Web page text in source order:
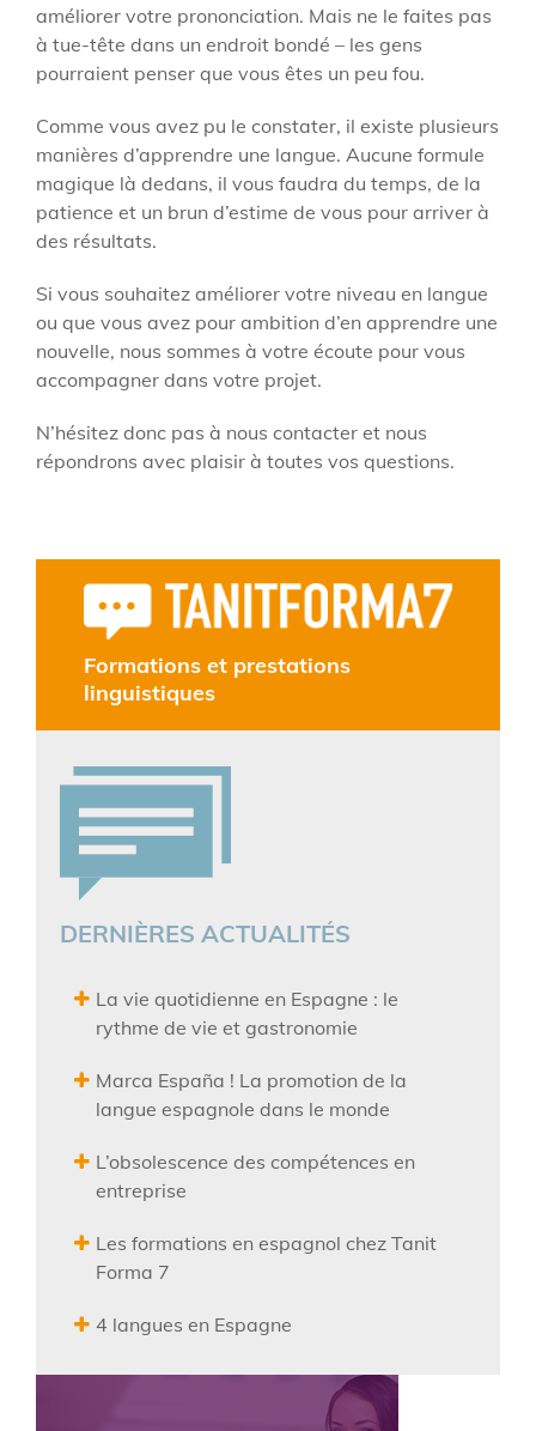
améliorer votre prononciation. Mais ne le faites pas
à tue-tête dans un endroit bondé – les gens
pourraient penser que vous êtes un peu fou.
Comme vous avez pu le constater, il existe plusieurs
manières d’apprendre une langue. Aucune formule
magique là dedans, il vous faudra du temps, de la
patience et un brun d’estime de vous pour arriver à
des résultats.
Si vous souhaitez améliorer votre niveau en langue
ou que vous avez pour ambition d’en apprendre une
nouvelle, nous sommes à votre écoute pour vous
accompagner dans votre projet.
N’hésitez donc pas à nous contacter et nous
répondrons avec plaisir à toutes vos questions.
Formations et prestations
linguistiques
DERNIÈRES ACTUALITÉS
La vie quotidienne en Espagne : le
rythme de vie et gastronomie
Marca España ! La promotion de la
langue espagnole dans le monde
L’obsolescence des compétences en
entreprise
Les formations en espagnol chez Tanit
Forma 7
4 langues en Espagne